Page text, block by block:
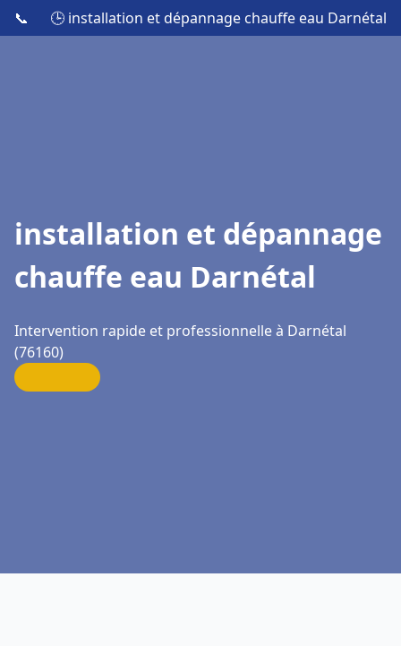
📞 🕒 installation et dépannage chauffe eau Darnétal
installation et dépannage
chauffe eau Darnétal
Intervention rapide et professionnelle à Darnétal
(76160)